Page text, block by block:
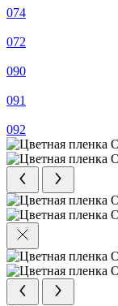
074
072
090
091
092